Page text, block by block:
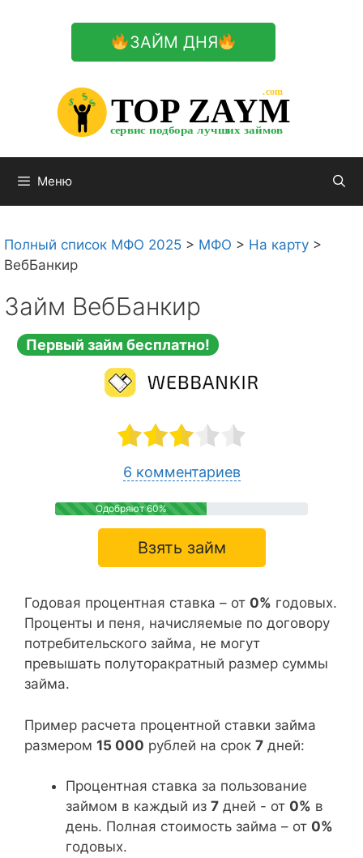
ЗАЙМ ДНЯ
TOP ZAYM
сервис подбора лучших займов
.com
$
$
$
Меню
Полный список МФО 2025 > МФО > На карту >
ВебБанкир
Займ ВебБанкир
Первый займ бесплатно!
6 комментариев
Одобряют 60%
Взять займ
Годовая процентная ставка – от 0% годовых.
Проценты и пеня, начисляемые по договору
потребительского займа, не могут
превышать полуторакратный размер суммы
займа.
Пример расчета процентной ставки займа
размером 15 000 рублей на срок 7 дней:
Процентная ставка за пользование
займом в каждый из 7 дней - от 0% в
день. Полная стоимость займа – от 0%
годовых.